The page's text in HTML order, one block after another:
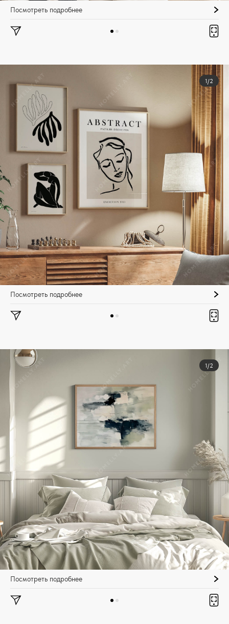
Посмотреть подробнее
1/2
Посмотреть подробнее
1/2
Посмотреть подробнее